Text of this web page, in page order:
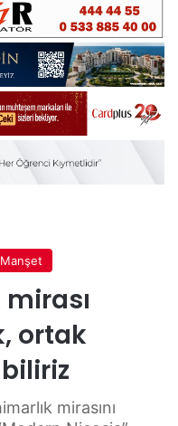
Manşet
ortak
mirasını